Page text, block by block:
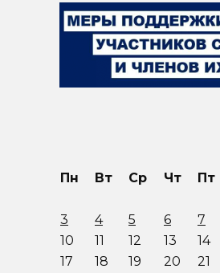
Пн Вт Ср Чт Пт
3
4 5 6 7
10
11 12 13 14
17
18 19 20 21